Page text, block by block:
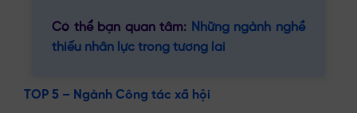
Có thể bạn quan tâm: N hững ngành nghề
thiếu nhân lực trong tương lai
TOP 5 – Ngành Công tác xã hội